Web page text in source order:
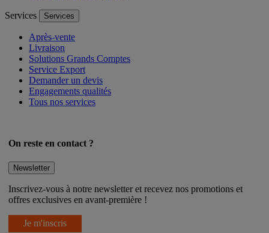
Services Services
Après-vente
Livraison
Solutions Grands Comptes
Service Export
Demander un devis
Engagements qualités
Tous nos services
On reste en contact ?
Newsletter
Inscrivez-vous à notre newsletter et recevez nos promotions et
offres exclusives en avant-première !
Je m'inscris